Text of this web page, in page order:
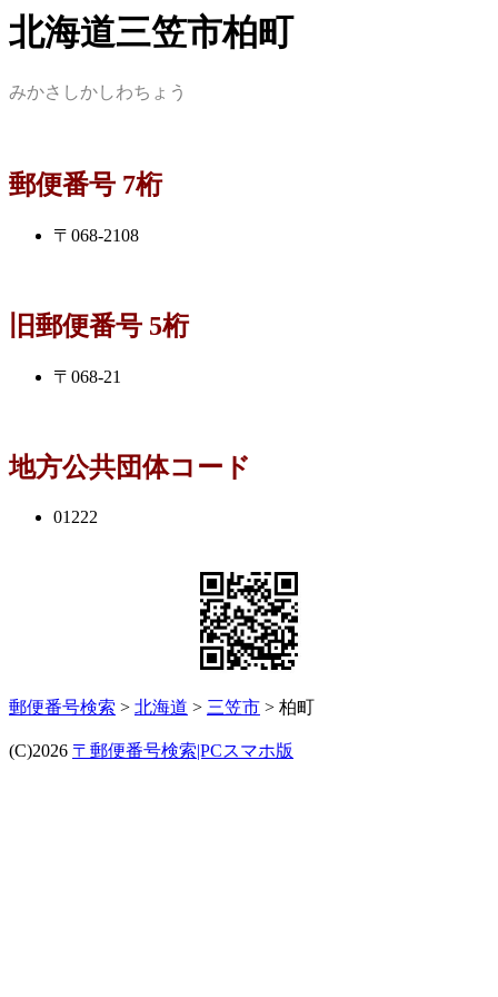
北海道三笠市柏町
みかさしかしわちょう
郵便番号 7桁
〒068-2108
旧郵便番号 5桁
〒068-21
地方公共団体コード
01222
郵便番号検索 > 北海道 > 三笠市 > 柏町
(C)2026 〒郵便番号検索|PCスマホ版